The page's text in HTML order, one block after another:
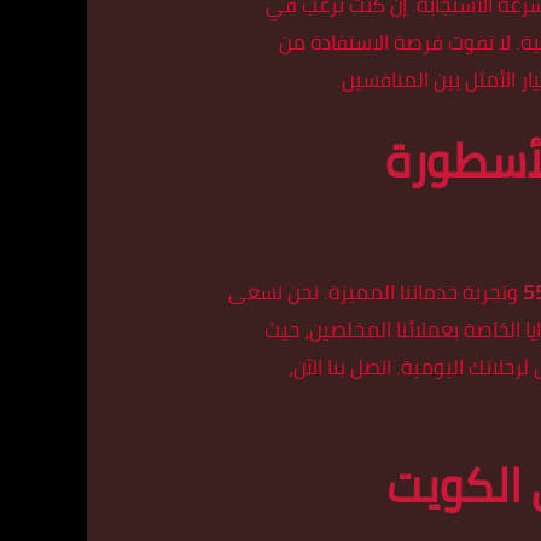
لا تفوت فرصة الاستفادة من
الأمثل بين المنافسين.
وتجربة خدماتنا المميزة. نحن نسعى
الخاصة بعملائنا المخلصين، حيث
اليومية. اتصل بنا الآن،